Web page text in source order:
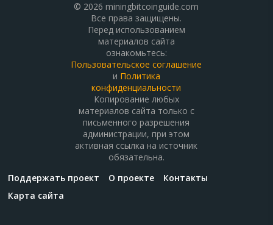
© 2026 miningbitcoinguide.com
Все права защищены.
Перед использованием
материалов сайта
ознакомьтесь:
Пользовательское соглашение
и Политика
конфиденциальности
Копирование любых
материалов сайта только с
письменного разрешения
администрации, при этом
активная ссылка на источник
обязательна.
Поддержать проект
О проекте
Контакты
Карта сайта